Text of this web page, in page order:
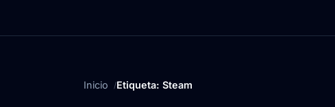
Inicio Etiqueta: Steam